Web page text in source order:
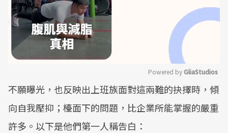
Mute
Powered by GliaStudios
不願曝光，也反映出上班族面對這兩難的抉擇時，傾
向自我壓抑；檯面下的問題，比企業所能掌握的嚴重
許多。以下是他們第一人稱告白：